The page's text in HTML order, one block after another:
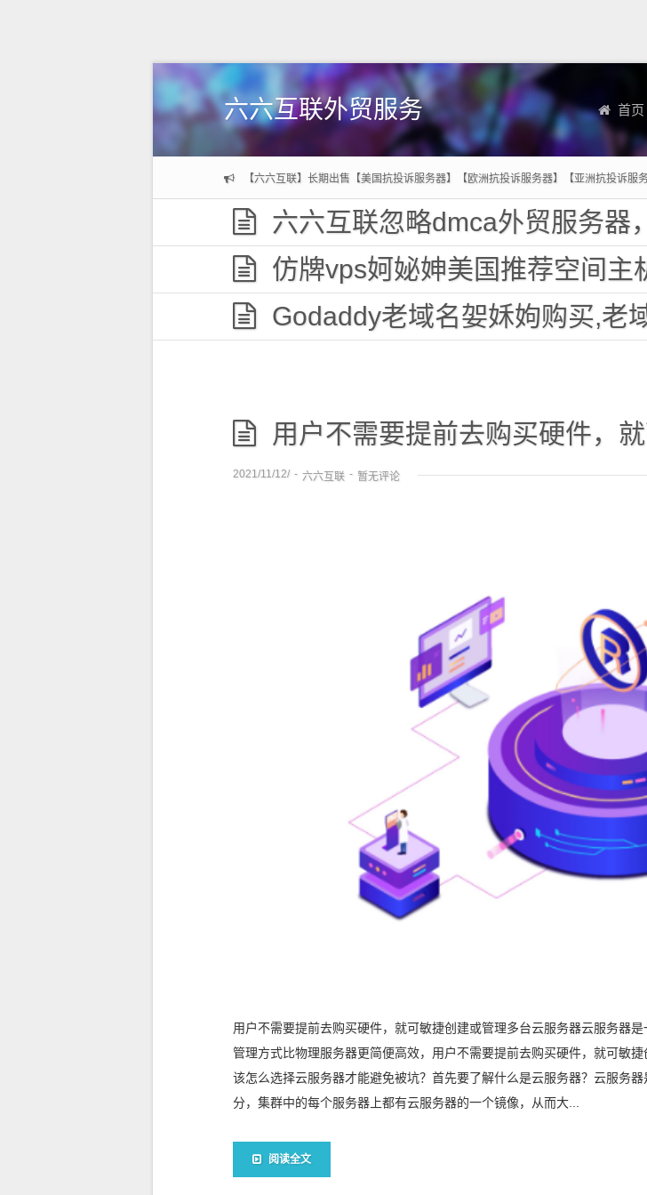
六六互联外贸服务 首页
【六六互联】长期出售【美国抗投诉服务器】【欧洲抗投诉服务器】【亚洲抗投诉服务
六六互联忽略dmca外贸服务器
仿牌vps妸妼妽美国推荐空间主机,防投诉国外欧
Godaddy老域名妿姀姁购买,老域名交易出售,已备
用户不需要提前去购买硬件，就可
2021/11/12/ - 六六互联 - 暂无评论
用户不需要提前去购买硬件，就可敏捷创建或管理多台云服务器云服务器
管理方式比物理服务器更简便高效，用户不需要提前去购买硬件，就可敏
该怎么选择云服务器才能避免被坑？首先要了解什么是云服务器？云服务
分，集群中的每个服务器上都有云服务器的一个镜像，从而大...
阅读全文